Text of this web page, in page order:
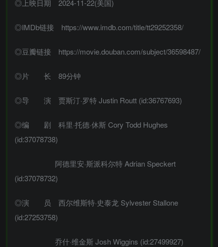
◎上映日期 2024-11-22(美国)
◎IMDb链接 https://www.imdb.com/title/tt29252358/
◎豆瓣链接 https://movie.douban.com/subject/36598487/
◎片 长 89分钟
◎导 演 贾斯汀·罗特 Justin Routt (id:36767693)
◎编 剧 科里·托德·休斯 Cory Todd Hughes
(id:37078738)
阿德里安·斯派科尔特 Adrian Speckert
(id:37078732)
◎演 员 西尔维斯特·史泰龙 Sylvester Stallone
(id:27253758)
乔什·维金斯 Josh Wiggins (id:27499927)